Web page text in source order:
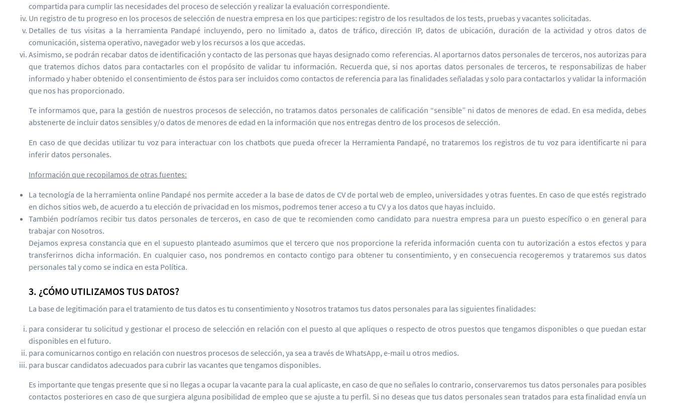
compartida para cumplir las necesidades del proceso de selección y realizar la evaluación correspondiente.
Un registro de tu progreso en los procesos de selección de nuestra empresa en los que participes: registro de los resultados de los tests, pruebas y vacantes solicitadas.
Detalles de tus visitas a la herramienta Pandapé incluyendo, pero no limitado a, datos de tráfico, dirección IP, datos de ubicación, duración de la actividad y otros datos de
comunicación, sistema operativo, navegador web y los recursos a los que accedas.
Asimismo, se podrán recabar datos de identificación y contacto de las personas que hayas designado como referencias. Al aportarnos datos personales de terceros, nos autorizas para
que tratemos dichos datos para contactarles con el propósito de validar tu información. Recuerda que, si nos aportas datos personales de terceros, te responsabilizas de haber
informado y haber obtenido el consentimiento de éstos para ser incluidos como contactos de referencia para las finalidades señaladas y solo para contactarlos y validar la información
que nos has proporcionado.
Te informamos que, para la gestión de nuestros procesos de selección, no tratamos datos personales de calificación “sensible” ni datos de menores de edad. En esa medida, debes
abstenerte de incluir datos sensibles y/o datos de menores de edad en la información que nos entregas dentro de los procesos de selección.
En caso de que decidas utilizar tu voz para interactuar con los chatbots que pueda ofrecer la Herramienta Pandapé, no trataremos los registros de tu voz para identificarte ni para
inferir datos personales.
Información que recopilamos de otras fuentes:
La tecnología de la herramienta online Pandapé nos permite acceder a la base de datos de CV de portal web de empleo, universidades y otras fuentes. En caso de que estés registrado
en dichos sitios web, de acuerdo a tu elección de privacidad en los mismos, podremos tener acceso a tu CV y a los datos que hayas incluido.
También podríamos recibir tus datos personales de terceros, en caso de que te recomienden como candidato para nuestra empresa para un puesto específico o en general para
trabajar con Nosotros.
Dejamos expresa constancia que en el supuesto planteado asumimos que el tercero que nos proporcione la referida información cuenta con tu autorización a estos efectos y para
transferirnos dicha información. En cualquier caso, nos pondremos en contacto contigo para obtener tu consentimiento, y en consecuencia recogeremos y trataremos sus datos
personales tal y como se indica en esta Política.
3. ¿CÓMO UTILIZAMOS TUS DATOS?
La base de legitimación para el tratamiento de tus datos es tu consentimiento y Nosotros tratamos tus datos personales para las siguientes finalidades:
para considerar tu solicitud y gestionar el proceso de selección en relación con el puesto al que apliques o respecto de otros puestos que tengamos disponibles o que puedan estar
disponibles en el futuro.
para comunicarnos contigo en relación con nuestros procesos de selección, ya sea a través de WhatsApp, e-mail u otros medios.
para buscar candidatos adecuados para cubrir las vacantes que tengamos disponibles.
Es importante que tengas presente que si no llegas a ocupar la vacante para la cual aplicaste, en caso de que no señales lo contrario, conservaremos tus datos personales para posibles
contactos posteriores en caso de que surgiera alguna posibilidad de empleo que se ajuste a tu perfil. Si no deseas que tus datos personales sean tratados para esta finalidad envía un